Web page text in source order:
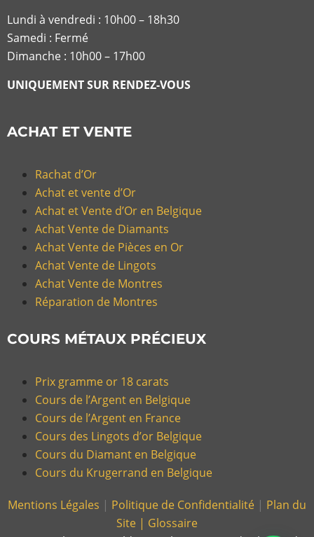
Lundi à vendredi : 10h00 – 18h30
Samedi : Fermé
Dimanche : 10h00 – 17h00
UNIQUEMENT SUR RENDEZ-VOUS
ACHAT ET VENTE
Rachat d’Or
Achat et vente d’Or
Achat et Vente d’Or en Belgique
Achat Vente de Diamants
Achat Vente de Pièces en Or
Achat Vente de Lingots
Achat Vente de Montres
Réparation de Montres
COURS MÉTAUX PRÉCIEUX
Prix gramme or 18 carats
Cours de l’Argent en Belgique
Cours de l’Argent en France
Cours des Lingots d’or Belgique
Cours du Diamant en Belgique
Cours du Krugerrand en Belgique
Mentions Légales | Politique de Confidentialité | Plan du
Site | Glossaire